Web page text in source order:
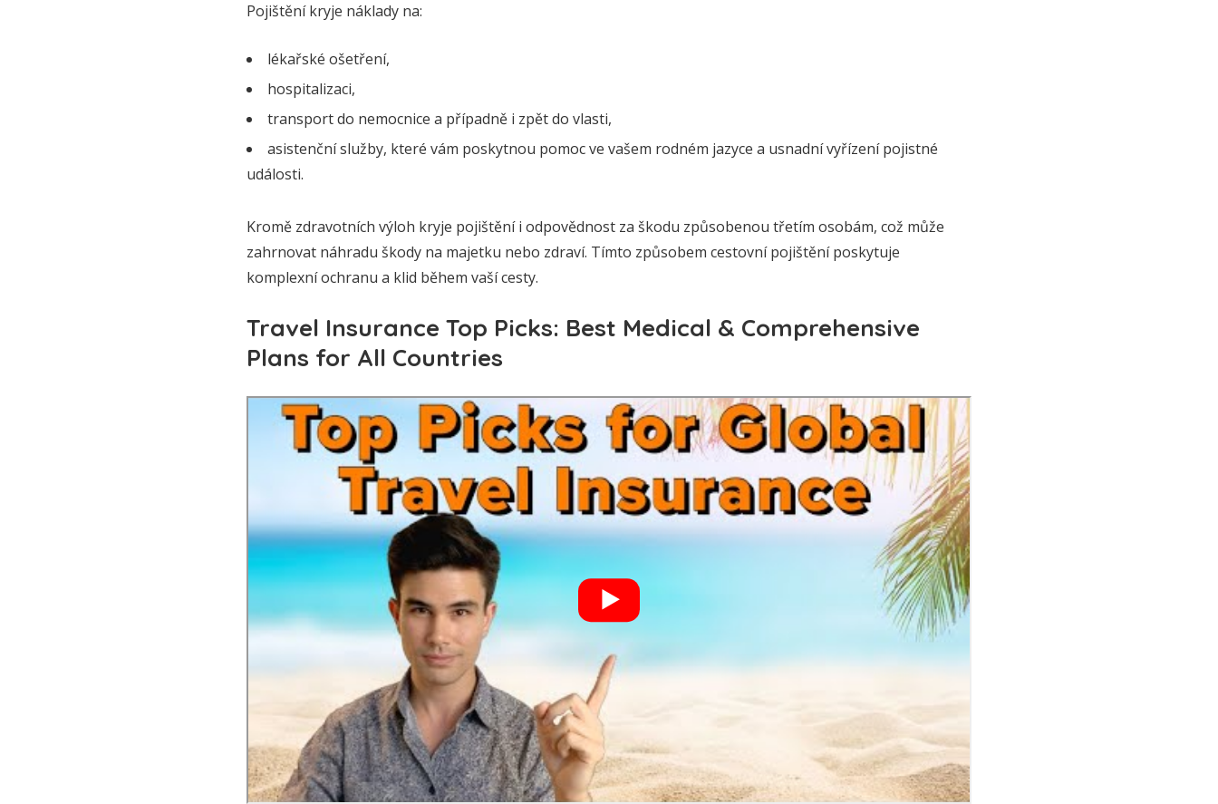
Pojištění kryje náklady na:
lékařské ošetření,
hospitalizaci,
transport do nemocnice a případně i zpět do vlasti,
asistenční služby, které vám poskytnou pomoc ve vašem rodném jazyce a usnadní vyřízení pojistné
události.
Kromě zdravotních výloh kryje pojištění i odpovědnost za škodu způsobenou třetím osobám, což může
zahrnovat náhradu škody na majetku nebo zdraví. Tímto způsobem cestovní pojištění poskytuje
komplexní ochranu a klid během vaší cesty.
Travel Insurance Top Picks: Best Medical & Comprehensive
Plans for All Countries